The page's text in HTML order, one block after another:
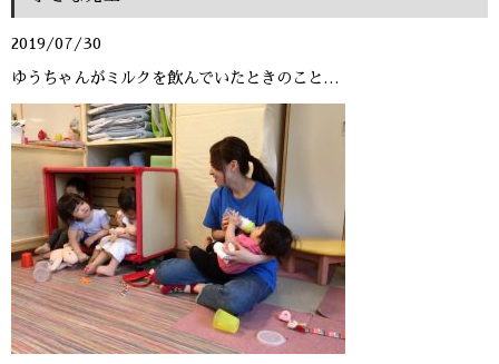
2019/07/30
ゆうちゃんがミルクを飲んでいたときのこと…